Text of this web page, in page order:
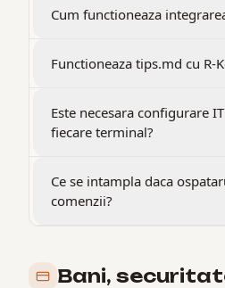
Cum functioneaza
Functioneaza tips.md cu R-
Este necesara configurare
fiecare terminal?
Ce se intampla daca
comenzii?
Bani,